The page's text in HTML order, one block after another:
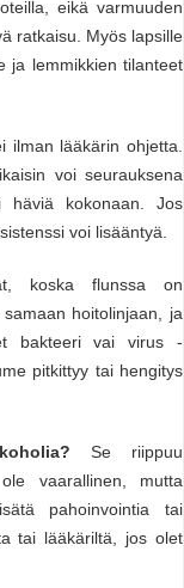
eikä varmuuden
ratkaisu. Myös lapsille
ja lemmikkien tilanteet
ilman lääkärin ohjetta.
voi seurauksena
kokonaan. Jos
voi lisääntyä.
koska flunssa on
hoitolinjaan, ja
bakteeri vai virus -
pitkittyy tai hengitys
Se riippuu
vaarallinen, mutta
pahoinvointia tai
tai lääkäriltä, jos olet